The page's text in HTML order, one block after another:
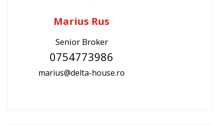
Marius Rus
Senior Broker
0754773986
marius@delta-house.ro